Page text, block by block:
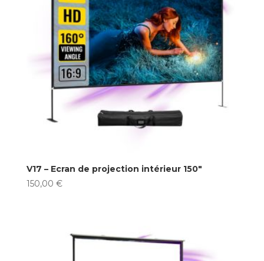
V17 – Ecran de projection intérieur 150″
150,00 €